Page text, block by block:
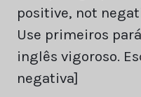
positive, not
Use primeiros
inglês vigoroso.
negativa]